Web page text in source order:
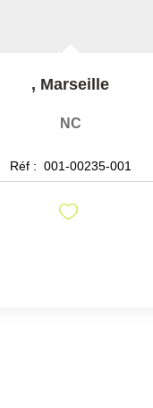
, Marseille
NC
Réf : 001-00235-001